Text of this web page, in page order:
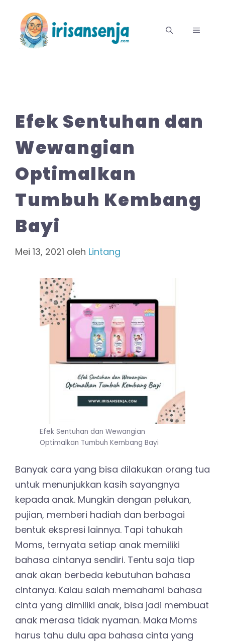
MENU
Efek Sentuhan dan
Wewangian
Optimalkan
Tumbuh Kembang
Bayi
Mei 13, 2021 oleh Lintang
Efek Sentuhan dan Wewangian
Optimalkan Tumbuh Kembang Bayi
Banyak cara yang bisa dilakukan orang tua
untuk menunjukkan kasih sayangnya
kepada anak. Mungkin dengan pelukan,
pujian, memberi hadiah dan berbagai
bentuk ekspresi lainnya. Tapi tahukah
Moms, ternyata setiap anak memiliki
bahasa cintanya sendiri. Tentu saja tiap
anak akan berbeda kebutuhan bahasa
cintanya. Kalau salah memahami bahasa
cinta yang dimiliki anak, bisa jadi membuat
anak merasa tidak nyaman. Maka Moms
harus tahu dulu apa bahasa cinta yang